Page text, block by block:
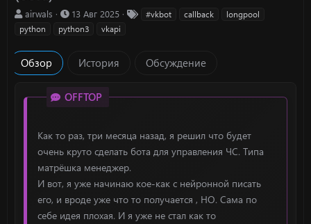
А
в
т
о
р
airwals
Д
а
д
и
я
13 Авг 2025 #vkbot callback
longpool
python
python3 vkapi
Обзор История Обсуждение
OFFTOP
Как то раз, три месяца назад, я решил что будет
очень круто сделать бота для управления ЧС. Типа
матрёшка менеджер.
И вот, я уже начинаю кое-как с нейронной писать
его, и вроде уже что то получается , НО. Сама по
себе идея плохая. И я уже не стал как то